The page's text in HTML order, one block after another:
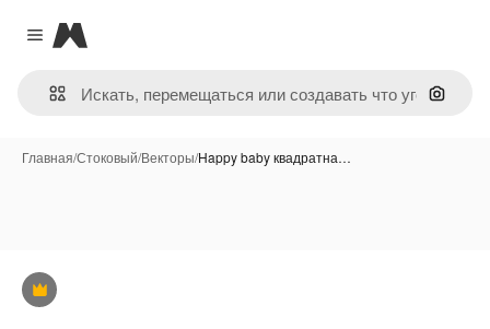
Close menu
Magnific
Поиск
Главная/Стоковый/Векторы/Happy baby квадратна…
Премиум